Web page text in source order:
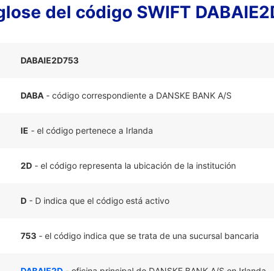
del código SWIFT
DABAIE2D753
DABA - código correspondiente a DANSKE BANK A/S
IE - el código pertenece a Irlanda
2D - el código representa la ubicación de la institución
D - D indica que el código está activo
753 - el código indica que se trata de una sucursal bancaria